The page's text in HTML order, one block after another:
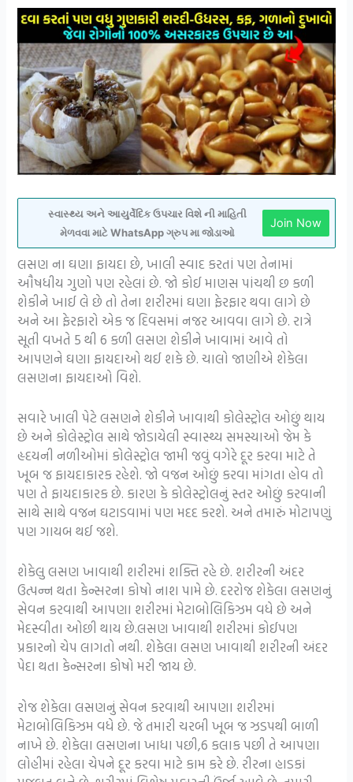
સ્વાસ્થ્ય અને આયુર્વેદિક ઉપચાર વિશે ની માહિતી
મેળવવા માટે WhatsApp ગ્રુપ મા જોડાઓ
Join Now
લસણ ના ઘણા ફાયદા છે, ખાલી સ્વાદ કરતાં પણ તેનામાં
ઔષધીય ગુણો પણ રહેલાં છે. જો કોઈ માણસ પાંચથી છ કળી
શેકીને ખાઈ લે છે તો તેના શરીરમાં ઘણા ફેરફાર થવા લાગે છે
અને આ ફેરફારો એક જ દિવસમાં નજર આવવા લાગે છે. રાત્રે
સૂતી વખતે 5 થી 6 કળી લસણ શેકીને ખાવામાં આવે તો
આપણને ઘણા ફાયદાઓ થઈ શકે છે. ચાલો જાણીએ શેકેલા
લસણના ફાયદાઓ વિશે.
સવારે ખાલી પેટે લસણને શેકીને ખાવાથી કોલેસ્ટ્રોલ ઓછું થાય
છે અને કોલેસ્ટ્રોલ સાથે જોડાયેલી સ્વાસ્થ્ય સમસ્યાઓ જેમ કે
હૃદયની નળીઓમાં કોલેસ્ટ્રોલ જામી જવું વગેરે દૂર કરવા માટે તે
ખૂબ જ ફાયદાકારક રહેશે. જો વજન ઓછું કરવા માંગતા હોવ તો
પણ તે ફાયદાકારક છે. કારણ કે કોલેસ્ટ્રોલનું સ્તર ઓછું કરવાની
સાથે સાથે વજન ઘટાડવામાં પણ મદદ કરશે. અને તમારું મોટાપણું
પણ ગાયબ થઈ જશે.
શેકેલુ લસણ ખાવાથી શરીરમાં શક્તિ રહે છે. શરીરની અંદર
ઉત્પન્ન થતા કેન્સરના કોષો નાશ પામે છે. દરરોજ શેકેલા લસણનું
સેવન કરવાથી આપણા શરીરમાં મેટાબોલિકિઝમ વધે છે અને
મેદસ્વીતા ઓછી થાય છે.લસણ ખાવાથી શરીરમાં કોઈપણ
પ્રકારનો ચેપ લાગતો નથી. શેકેલા લસણ ખાવાથી શરીરની અંદર
પેદા થતા કેન્સરના કોષો મરી જાય છે.
રોજ શેકેલા લસણનું સેવન કરવાથી આપણા શરીરમાં
મેટાબોલિકિઝમ વધે છે. જે તમારી ચરબી ખૂબ જ ઝડપથી બાળી
નાખે છે. શેકેલા લસણના ખાધા પછી,6 કલાક પછી તે આપણા
લોહીમાં રહેલા ચેપને દૂર કરવા માટે કામ કરે છે. રીરના હાડકાં